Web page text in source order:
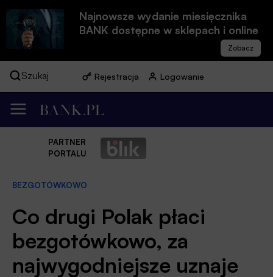
Najnowsze wydanie miesięcznika
BANK dostępne w sklepach i online
Szukaj Rejestracja Logowanie
PARTNER
PORTALU
BEZGOTÓWKOWO
Co drugi Polak płaci
bezgotówkowo, za
najwygodniejsze uznaje